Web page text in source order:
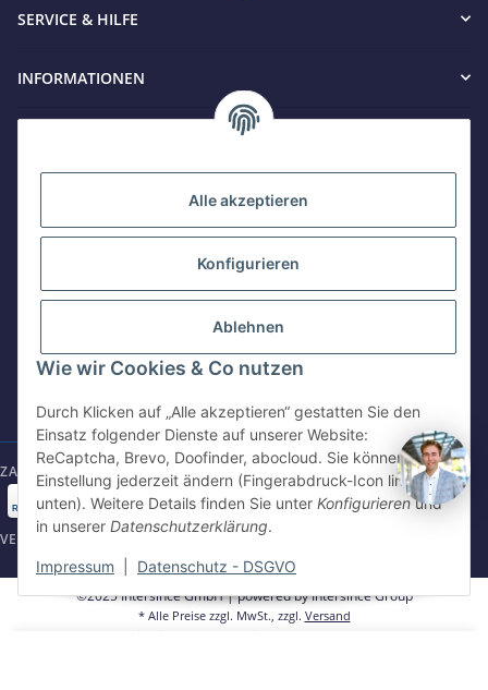
+49 8679 984969 - 0
werktags Mo–Fr 8:30–17:00 Uhr
WhatsApp
+49 162 5669885
E-Mail schreiben
shop@intersince.de
Webseite besuchen
www.intersince-group.de
SERVICE & HILFE
INFORMATIONEN
Intersince GmbH
powered by Intersince Group
Wendelsteinstr. 31
84508 Burgkirchen a.d.Alz
+49 86799 84969 - 0
Mo-Fr: 8:30 - 17:00 Uhr
shop@intersince.de
ZAHLUNGSARTEN
VERSANDARTEN
©2025 Intersince GmbH | powered by Intersince Group
* Alle Preise zzgl. MwSt., zzgl. Versand
** Unverbindliche Verkaufspreisempfehlung des Hersteller
Alle akzeptieren
Konfigurieren
Ablehnen
Wie wir Cookies & Co nutzen
Durch Klicken auf „Alle akzeptieren“ gestatten Sie den
Einsatz folgender Dienste auf unserer Website:
ReCaptcha, Brevo, Doofinder, abocloud. Sie können die
Einstellung jederzeit ändern (Fingerabdruck-Icon links
unten). Weitere Details finden Sie unter Konfigurierenund
in unserer Datenschutzerklärung.
Impressum Datenschutz - DSGVO